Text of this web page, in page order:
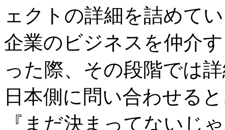
ェクトの詳細を詰めて
企業のビジネスを仲介
った際、その段階では
日本側に問い合わせる
『まだ決まってないじ